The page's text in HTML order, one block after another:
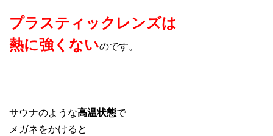
プラスティックレンズは
熱に強くないのです。
サウナのような高温状態で
メガネをかけると